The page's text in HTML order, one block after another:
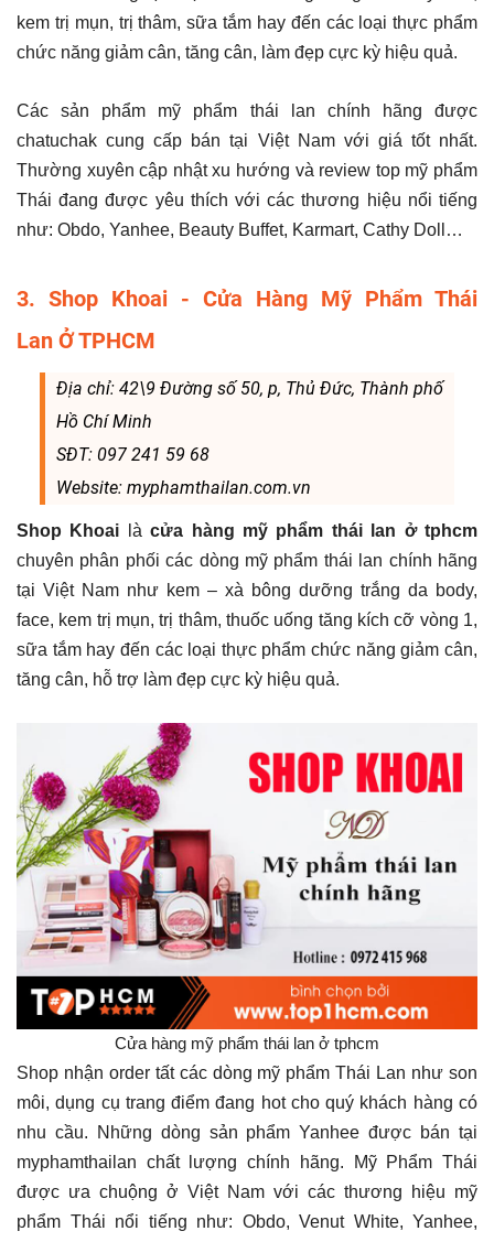
kem trị mụn, trị thâm, sữa tắm hay đến các loại thực phẩm
chức năng giảm cân, tăng cân, làm đẹp cực kỳ hiệu quả.
Các sản phẩm mỹ phẩm thái lan chính hãng được
chatuchak cung cấp bán tại Việt Nam với giá tốt nhất.
Thường xuyên cập nhật xu hướng và review top mỹ phẩm
Thái đang được yêu thích với các thương hiệu nổi tiếng
như: Obdo, Yanhee, Beauty Buffet, Karmart, Cathy Doll…
3. Shop Khoai - Cửa Hàng Mỹ Phẩm Thái
Lan Ở TPHCM
Địa chỉ: 42\9 Đường số 50, p, Thủ Đức, Thành phố
Hồ Chí Minh
SĐT: 097 241 59 68
Website: myphamthailan.com.vn
Shop Khoai làcửa hàng mỹ phẩm thái lan ở tphcm
chuyên phân phối các dòng mỹ phẩm thái lan chính hãng
tại Việt Nam như kem – xà bông dưỡng trắng da body,
face, kem trị mụn, trị thâm, thuốc uống tăng kích cỡ vòng 1,
sữa tắm hay đến các loại thực phẩm chức năng giảm cân,
tăng cân, hỗ trợ làm đẹp cực kỳ hiệu quả.
Cửa hàng mỹ phẩm thái lan ở tphcm
Shop nhận order tất các dòng mỹ phẩm Thái Lan như son
môi, dụng cụ trang điểm đang hot cho quý khách hàng có
nhu cầu. Những dòng sản phẩm Yanhee được bán tại
myphamthailan chất lượng chính hãng. Mỹ Phẩm Thái
được ưa chuộng ở Việt Nam với các thương hiệu mỹ
phẩm Thái nổi tiếng như: Obdo, Venut White, Yanhee,